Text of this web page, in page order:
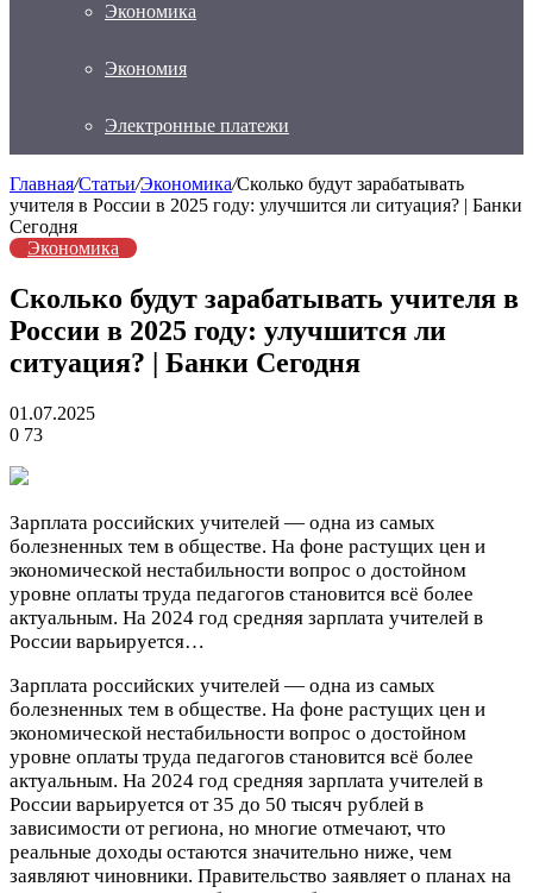
Экономика
Экономия
Электронные платежи
Главная/Статьи/Экономика/Сколько будут зарабатывать
учителя в России в 2025 году: улучшится ли ситуация? | Банки
Сегодня
Экономика
Сколько будут зарабатывать учителя в
России в 2025 году: улучшится ли
ситуация? | Банки Сегодня
01.07.2025
0 73
Зарплата российских учителей — одна из самых
болезненных тем в обществе. На фоне растущих цен и
экономической нестабильности вопрос о достойном
уровне оплаты труда педагогов становится всё более
актуальным. На 2024 год средняя зарплата учителей в
России варьируется…
Зарплата российских учителей — одна из самых
болезненных тем в обществе. На фоне растущих цен и
экономической нестабильности вопрос о достойном
уровне оплаты труда педагогов становится всё более
актуальным. На 2024 год средняя зарплата учителей в
России варьируется от 35 до 50 тысяч рублей в
зависимости от региона, но многие отмечают, что
реальные доходы остаются значительно ниже, чем
заявляют чиновники. Правительство заявляет о планах на